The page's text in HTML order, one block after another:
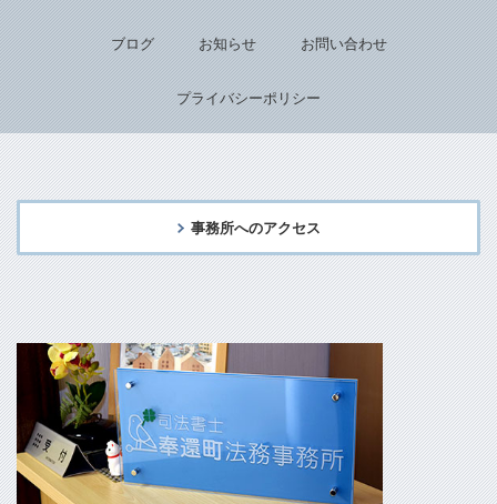
ブログ お知らせ お問い合わせ
プライバシーポリシー
事務所へのアクセス